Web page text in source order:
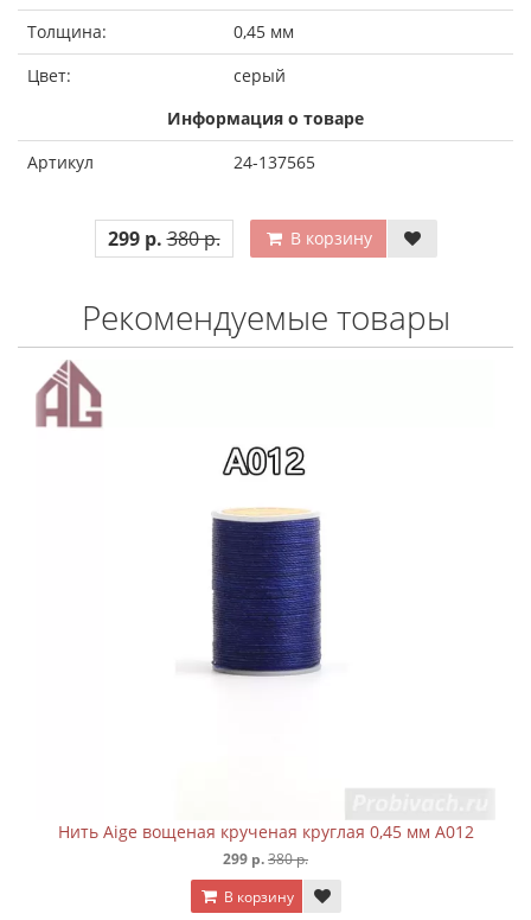
Толщина:
0,45 мм
Цвет:
серый
Информация о товаре
Артикул
24-137565
299 р. 380 р. В корзину
Рекомендуемые товары
Нить Aige вощеная крученая круглая 0,45 мм A012
299 р.380 р.
В корзину